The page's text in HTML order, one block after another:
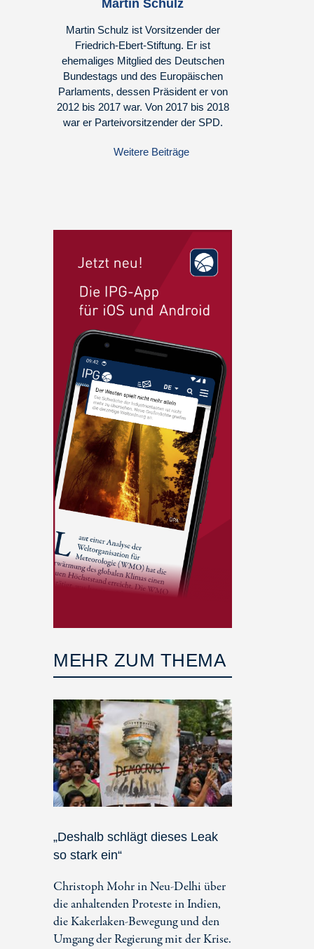
Martin Schulz
Martin Schulz ist Vorsitzender der
Friedrich-Ebert-Stiftung. Er ist
ehemaliges Mitglied des Deutschen
Bundestags und des Europäischen
Parlaments, dessen Präsident er von
2012 bis 2017 war. Von 2017 bis 2018
war er Parteivorsitzender der SPD.
Weitere Beiträge
MEHR ZUM THEMA
„Deshalb schlägt dieses Leak
so stark ein“
Christoph Mohr in Neu-Delhi über
die anhaltenden Proteste in Indien,
die Kakerlaken-Bewegung und den
Umgang der Regierung mit der Krise.